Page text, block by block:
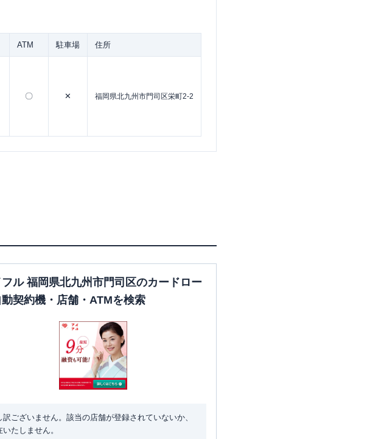
ATM 駐車場 住所
〇 ✕ 福岡県北九州市門司区栄町2-2
フル 福岡県北九州市門司区のカードロー
動契約機・店舗・ATMを検索
訳ございません。該当の店舗が登録されていないか、
いたしません。